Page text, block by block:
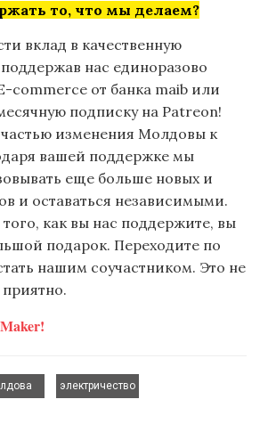
то, что мы делаем?
вклад в качественную
нас единоразово
commerce от банка maib или
подписку на Patreon!
частью изменения Молдовы к
вашей поддержке мы
еще больше новых и
и оставаться независимыми.
как вы нас поддержите, вы
подарок. Переходите по
нашим соучастником. Это не
электричество